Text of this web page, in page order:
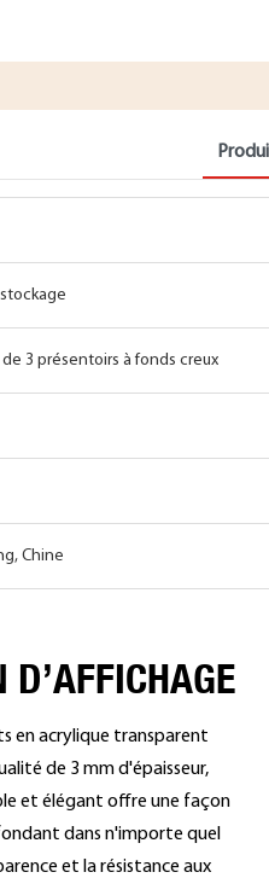
de 3 présentoirs à fonds creux
Chine
D’AFFICHAGE
en acrylique transparent
de 3 mm d'épaisseur,
et élégant offre une façon
dans n'importe quel
et la résistance aux